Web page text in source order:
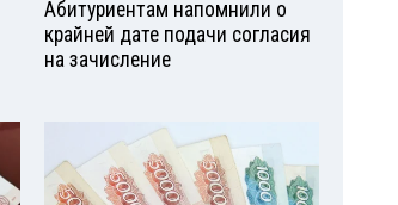
Абитуриентам напомнили о
крайней дате подачи согласия
на зачисление